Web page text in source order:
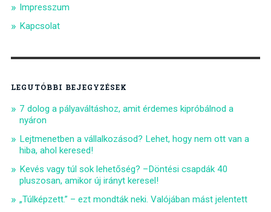
Impresszum
Kapcsolat
LEGUTÓBBI BEJEGYZÉSEK
7 dolog a pályaváltáshoz, amit érdemes kipróbálnod a
nyáron
Lejtmenetben a vállalkozásod? Lehet, hogy nem ott van a
hiba, ahol keresed!
Kevés vagy túl sok lehetőség? –Döntési csapdák 40
pluszosan, amikor új irányt keresel!
„Túlképzett.” – ezt mondták neki. Valójában mást jelentett